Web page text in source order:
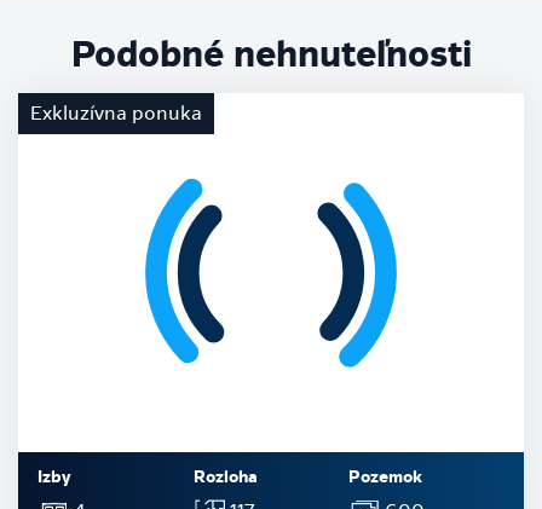
Podobné nehnuteľnosti
Exkluzívna ponuka
Izby Rozloha Pozemok